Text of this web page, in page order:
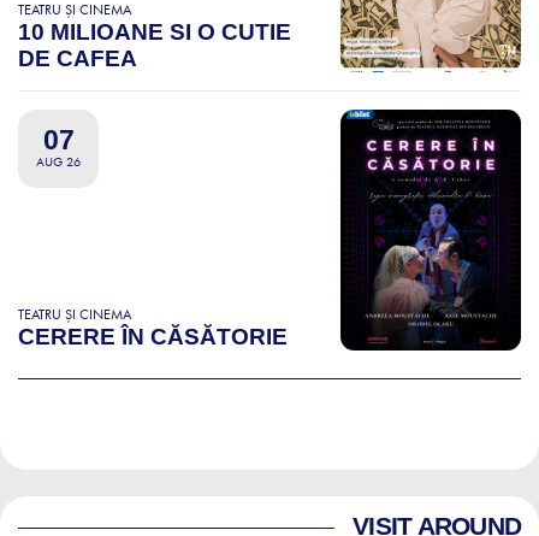
TEATRU ȘI CINEMA
10 MILIOANE SI O CUTIE
DE CAFEA
07
AUG 26
TEATRU ȘI CINEMA
CERERE ÎN CĂSĂTORIE
VISIT AROUND